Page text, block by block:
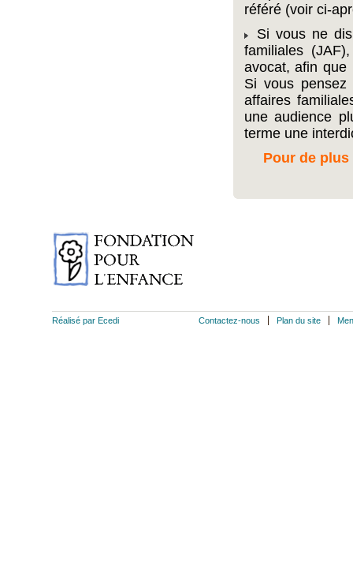
référé (voir ci-
Si vous ne
familiales
avocat, afin que
Si vous pensez
affaires
une audience
terme une
Pour de
Réalisé par Ecedi Contactez-nous Plan du site